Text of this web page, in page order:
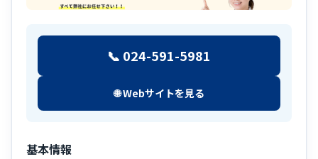
📞 024-591-5981
🌐 Webサイトを見る
基本情報